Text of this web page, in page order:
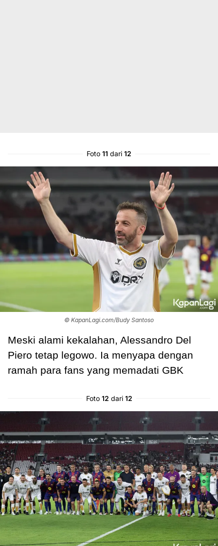
Foto 11 dari 12
© KapanLagi.com/Budy Santoso
Meski alami kekalahan, Alessandro Del
Piero tetap legowo. Ia menyapa dengan
ramah para fans yang memadati GBK
Foto 12 dari 12